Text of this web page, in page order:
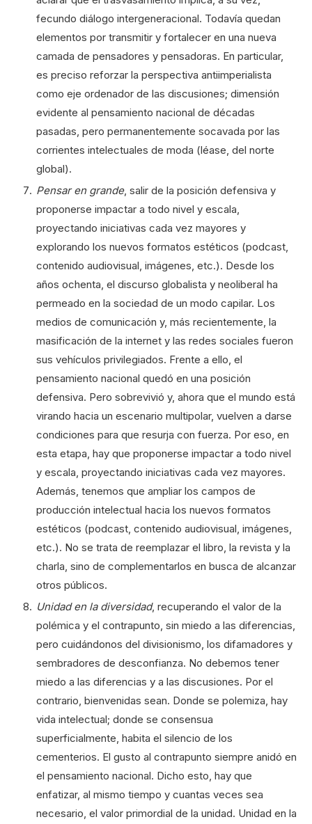
fecundo diálogo intergeneracional. Todavía quedan
elementos por transmitir y fortalecer en una nueva
camada de pensadores y pensadoras. En particular,
es preciso reforzar la perspectiva antiimperialista
como eje ordenador de las discusiones; dimensión
evidente al pensamiento nacional de décadas
pasadas, pero permanentemente socavada por las
corrientes intelectuales de moda (léase, del norte
global).
Pensar en grande, salir de la posición defensiva y
proponerse impactar a todo nivel y escala,
proyectando iniciativas cada vez mayores y
explorando los nuevos formatos estéticos (podcast,
contenido audiovisual, imágenes, etc.). Desde los
años ochenta, el discurso globalista y neoliberal ha
permeado en la sociedad de un modo capilar. Los
medios de comunicación y, más recientemente, la
masificación de la internet y las redes sociales fueron
sus vehículos privilegiados. Frente a ello, el
pensamiento nacional quedó en una posición
defensiva. Pero sobrevivió y, ahora que el mundo está
virando hacia un escenario multipolar, vuelven a darse
condiciones para que resurja con fuerza. Por eso, en
esta etapa, hay que proponerse impactar a todo nivel
y escala, proyectando iniciativas cada vez mayores.
Además, tenemos que ampliar los campos de
producción intelectual hacia los nuevos formatos
estéticos (podcast, contenido audiovisual, imágenes,
etc.). No se trata de reemplazar el libro, la revista y la
charla, sino de complementarlos en busca de alcanzar
otros públicos.
Unidad en la diversidad, recuperando el valor de la
polémica y el contrapunto, sin miedo a las diferencias,
pero cuidándonos del divisionismo, los difamadores y
sembradores de desconfianza. No debemos tener
miedo a las diferencias y a las discusiones. Por el
contrario, bienvenidas sean. Donde se polemiza, hay
vida intelectual; donde se consensua
superficialmente, habita el silencio de los
cementerios. El gusto al contrapunto siempre anidó en
el pensamiento nacional. Dicho esto, hay que
enfatizar, al mismo tiempo y cuantas veces sea
necesario, el valor primordial de la unidad. Unidad en la